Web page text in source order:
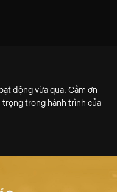
động vừa qua. Cảm ơn
trong hành trình của